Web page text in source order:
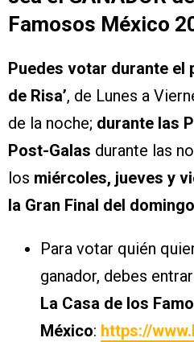
Famosos México
Puedes votar durante el
de Risa’, de Lunes a
de la noche; durante las
Post-Galas durante las
los miércoles, jueves y
la Gran Final del domingo
Para votar quién
ganador, debes
La Casa de los
México: https://